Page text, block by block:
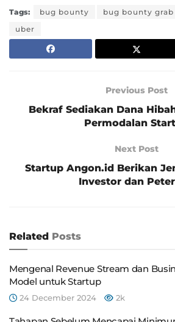
Tags: bug bounty bug bounty grab
uber
Previous Post
Bekraf Sediakan Dana
Permodalan
Next Post
Startup Angon.id Berikan
Investor dan
Related Posts
Mengenal Revenue Stream dan
Model untuk Startup
24 December 2024 2k